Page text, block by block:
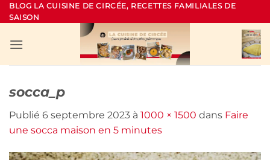
Passer
au
BLOG LA CUISINE DE CIRCÉE, RECETTES FAMILIALES DE
SAISON
socca_p
Publié 6 septembre 2023 à 1000 × 1500 dans Faire
une socca maison en 5 minutes